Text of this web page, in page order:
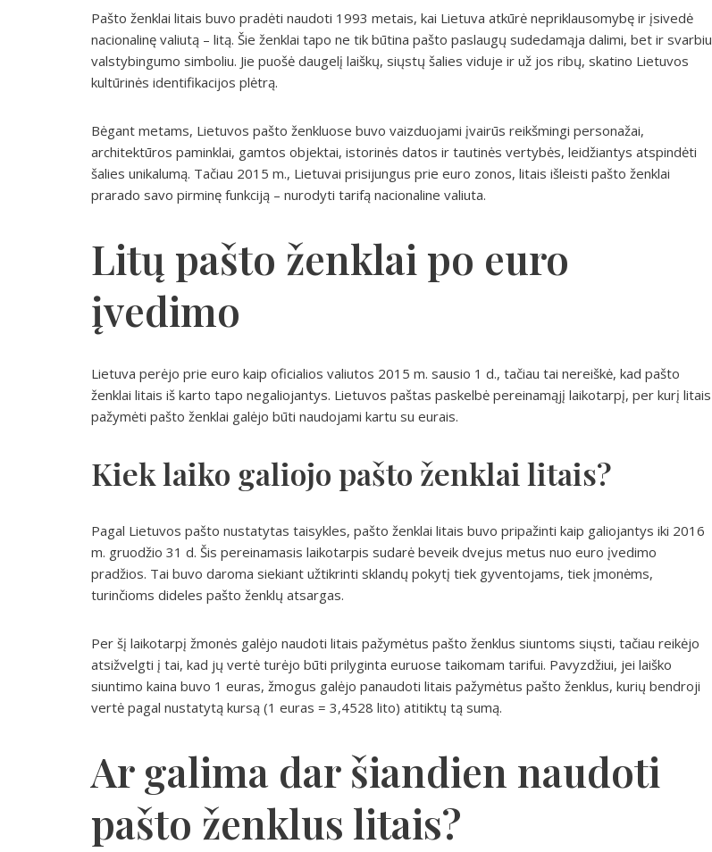
Pašto ženklai litais buvo pradėti naudoti 1993 metais, kai Lietuva atkūrė nepriklausomybę ir įsivedė
nacionalinę valiutą – litą. Šie ženklai tapo ne tik būtina pašto paslaugų sudedamąja dalimi, bet ir svarbiu
valstybingumo simboliu. Jie puošė daugelį laiškų, siųstų šalies viduje ir už jos ribų, skatino Lietuvos
kultūrinės identifikacijos plėtrą.
Bėgant metams, Lietuvos pašto ženkluose buvo vaizduojami įvairūs reikšmingi personažai,
architektūros paminklai, gamtos objektai, istorinės datos ir tautinės vertybės, leidžiantys atspindėti
šalies unikalumą. Tačiau 2015 m., Lietuvai prisijungus prie euro zonos, litais išleisti pašto ženklai
prarado savo pirminę funkciją – nurodyti tarifą nacionaline valiuta.
Litų pašto ženklai po euro
įvedimo
Lietuva perėjo prie euro kaip oficialios valiutos 2015 m. sausio 1 d., tačiau tai nereiškė, kad pašto
ženklai litais iš karto tapo negaliojantys. Lietuvos paštas paskelbė pereinamąjį laikotarpį, per kurį litais
pažymėti pašto ženklai galėjo būti naudojami kartu su eurais.
Kiek laiko galiojo pašto ženklai litais?
Pagal Lietuvos pašto nustatytas taisykles, pašto ženklai litais buvo pripažinti kaip galiojantys iki 2016
m. gruodžio 31 d. Šis pereinamasis laikotarpis sudarė beveik dvejus metus nuo euro įvedimo
pradžios. Tai buvo daroma siekiant užtikrinti sklandų pokytį tiek gyventojams, tiek įmonėms,
turinčioms dideles pašto ženklų atsargas.
Per šį laikotarpį žmonės galėjo naudoti litais pažymėtus pašto ženklus siuntoms siųsti, tačiau reikėjo
atsižvelgti į tai, kad jų vertė turėjo būti prilyginta euruose taikomam tarifui. Pavyzdžiui, jei laiško
siuntimo kaina buvo 1 euras, žmogus galėjo panaudoti litais pažymėtus pašto ženklus, kurių bendroji
vertė pagal nustatytą kursą (1 euras = 3,4528 lito) atitiktų tą sumą.
Ar galima dar šiandien naudoti
pašto ženklus litais?